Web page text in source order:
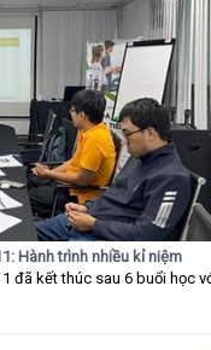
Hành trình nhiều kỉ niệm
đã kết thúc sau 6 buổi học